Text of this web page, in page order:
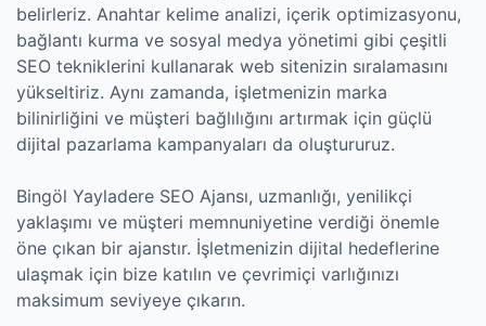
belirleriz. Anahtar kelime analizi, içerik optimizasyonu,
bağlantı kurma ve sosyal medya yönetimi gibi çeşitli
SEO tekniklerini kullanarak web sitenizin sıralamasını
yükseltiriz. Aynı zamanda, işletmenizin marka
bilinirliğini ve müşteri bağlılığını artırmak için güçlü
dijital pazarlama kampanyaları da oluştururuz.
Bingöl Yayladere SEO Ajansı, uzmanlığı, yenilikçi
yaklaşımı ve müşteri memnuniyetine verdiği önemle
öne çıkan bir ajanstır. İşletmenizin dijital hedeflerine
ulaşmak için bize katılın ve çevrimiçi varlığınızı
maksimum seviyeye çıkarın.